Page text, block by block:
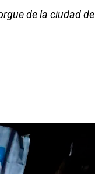
de la ciudad de